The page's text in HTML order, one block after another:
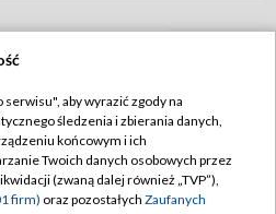
TVP
Sklep TVP
Reklamy
TVP
prywatności
zgody
aby wyrazić zgody na
śledzenia i zbierania danych,
końcowym i ich
Twoich danych osobowych przez
(zwaną dalej również „TVP”),
firm) oraz pozostałych Zaufanych